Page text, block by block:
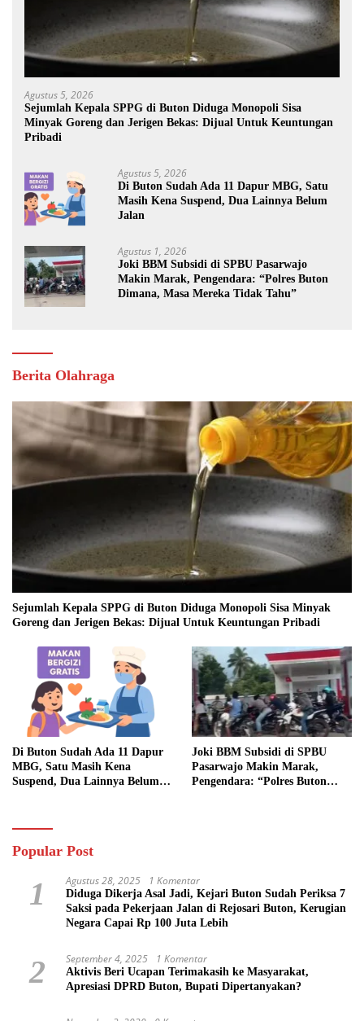
Agustus 5, 2026
Sejumlah Kepala SPPG di Buton Diduga Monopoli Sisa
Minyak Goreng dan Jerigen Bekas: Dijual Untuk Keuntungan
Pribadi
Agustus 5, 2026
Di Buton Sudah Ada 11 Dapur MBG, Satu
Masih Kena Suspend, Dua Lainnya Belum
Jalan
Agustus 1, 2026
Joki BBM Subsidi di SPBU Pasarwajo
Makin Marak, Pengendara: “Polres Buton
Dimana, Masa Mereka Tidak Tahu”
Berita Olahraga
Sejumlah Kepala SPPG di Buton Diduga Monopoli Sisa Minyak
Goreng dan Jerigen Bekas: Dijual Untuk Keuntungan Pribadi
Di Buton Sudah Ada 11 Dapur
MBG, Satu Masih Kena
Suspend, Dua Lainnya Belum
Joki BBM Subsidi di SPBU
Pasarwajo Makin Marak,
Pengendara: “Polres Buton
Popular Post
1 Agustus 28, 2025 1 Komentar
Diduga Dikerja Asal Jadi, Kejari Buton Sudah Periksa 7
Saksi pada Pekerjaan Jalan di Rejosari Buton, Kerugian
Negara Capai Rp 100 Juta Lebih
2 September 4, 2025 1 Komentar
Aktivis Beri Ucapan Terimakasih ke Masyarakat,
Apresiasi DPRD Buton, Bupati Dipertanyakan?